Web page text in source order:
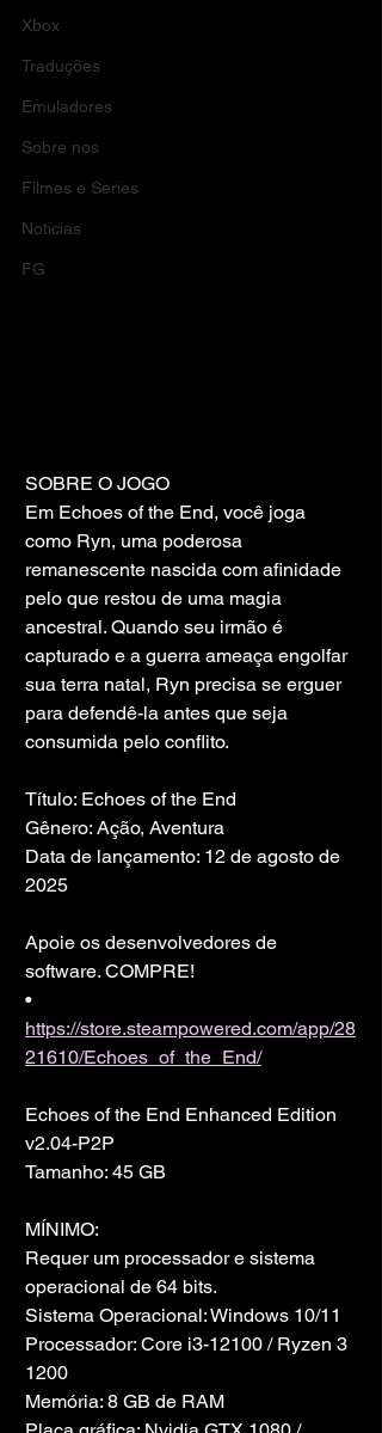
Xbox
Traduções
Emuladores
Sobre nos
Filmes e Series
Noticias
FG
SOBRE O JOGO
Em Echoes of the End, você joga
como Ryn, uma poderosa
remanescente nascida com afinidade
pelo que restou de uma magia
ancestral. Quando seu irmão é
capturado e a guerra ameaça engolfar
sua terra natal, Ryn precisa se erguer
para defendê-la antes que seja
consumida pelo conflito.
Título: Echoes of the End
Gênero: Ação, Aventura
Data de lançamento: 12 de agosto de
2025
Apoie os desenvolvedores de
software. COMPRE!
•
https://store.steampowered.com/app/28
21610/Echoes_of_the_End/
Echoes of the End Enhanced Edition
v2.04-P2P
Tamanho: 45 GB
MÍNIMO:
Requer um processador e sistema
operacional de 64 bits.
Sistema Operacional: Windows 10/11
Processador: Core i3-12100 / Ryzen 3
1200
Memória: 8 GB de RAM